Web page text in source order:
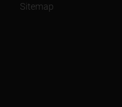
Sitemap